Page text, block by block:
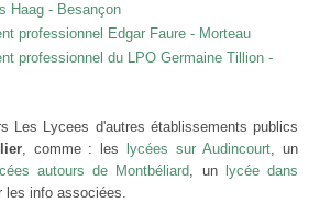
Haag - Besançon
professionnel Edgar Faure - Morteau
professionnel du LPO Germaine Tillion -
Les Lycees d'autres établissements publics
, comme : les lycées sur Audincourt, un
autours de Montbéliard, un
lycée dans
les info associées.